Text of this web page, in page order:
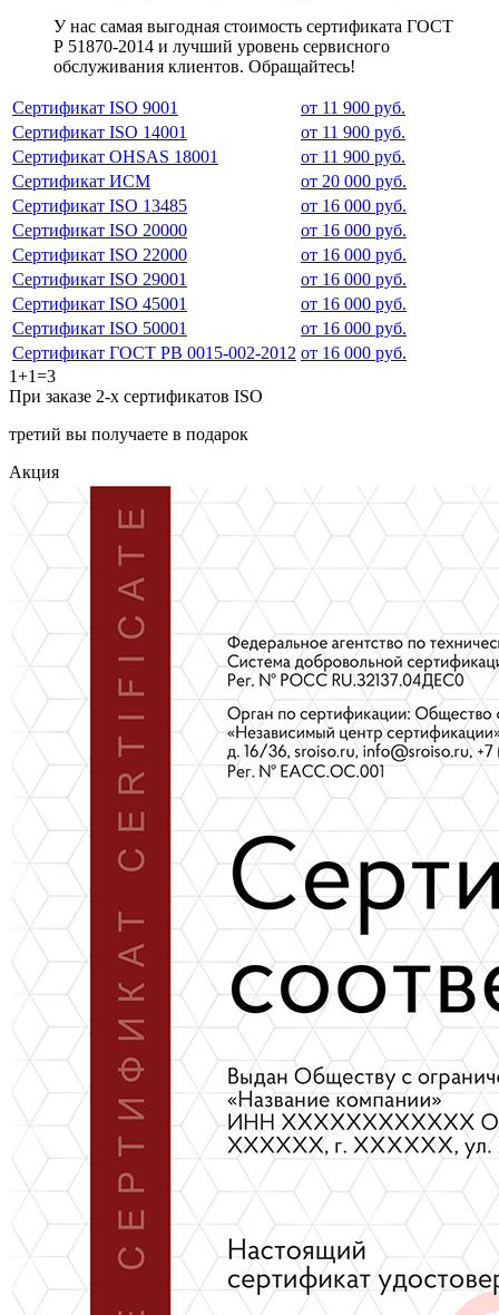
У нас самая выгодная стоимость сертификата ГОСТ
Р 51870-2014 и лучший уровень сервисного
обслуживания клиентов. Обращайтесь!
Сертификат ISO 9001
от 11 900 руб.
Сертификат ISO 14001
от 11 900 руб.
Сертификат OHSAS 18001
от 11 900 руб.
Сертификат ИСМ
от 20 000 руб.
Сертификат ISO 13485
от 16 000 руб.
Сертификат ISO 20000
от 16 000 руб.
Сертификат ISO 22000
от 16 000 руб.
Сертификат ISO 29001
от 16 000 руб.
Сертификат ISO 45001
от 16 000 руб.
Сертификат ISO 50001
от 16 000 руб.
Сертификат ГОСТ РВ 0015-002-2012 от 16 000 руб.
1+1=3
При заказе 2-х сертификатов ISO
третий вы получаете в подарок
Акция